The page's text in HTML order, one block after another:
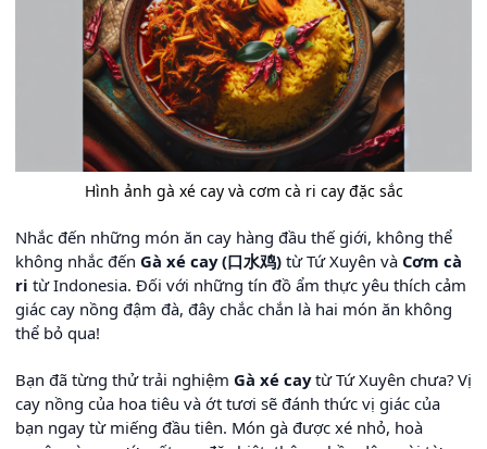
Hình ảnh gà xé cay và cơm cà ri cay đặc sắc
Nhắc đến những món ăn cay hàng đầu thế giới, không thể
không nhắc đến Gà xé cay (口水鸡) từ Tứ Xuyên và Cơm cà
ri từ Indonesia. Đối với những tín đồ ẩm thực yêu thích cảm
giác cay nồng đậm đà, đây chắc chắn là hai món ăn không
thể bỏ qua!
Bạn đã từng thử trải nghiệm Gà xé caytừ Tứ Xuyên chưa? Vị
cay nồng của hoa tiêu và ớt tươi sẽ đánh thức vị giác của
bạn ngay từ miếng đầu tiên. Món gà được xé nhỏ, hoà